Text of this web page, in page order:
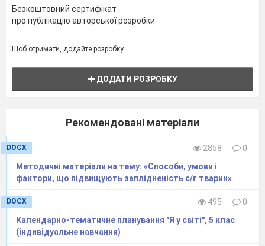
сокирки
нагідки
ряст
Давайте спробуємо створити
букет із весняних і польовий квітів. А
тепер із осінніх і літніх квітів. А зараз
всі разом під музику створимо
чарівний квітковий букет.
Молодці!
Вам сподобалось?
Безкоштовний сертифікат
про публікацію авторської розробки
Щоб отримати, додайте розробку
ДОДАТИ РОЗРОБКУ
Рекомендовані матеріали
DOCX 2858
0
Методичні матеріали на тему: «Способи, умови і
фактори, що підвищують заплідненість с/г тварин»
DOCX 495
0
Календарно-тематичне планування "Я у світі", 5 клас
(індивідуальне навчання)